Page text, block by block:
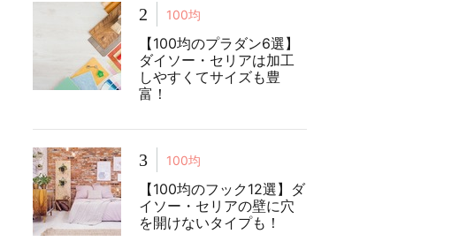
2 100均
【100均のプラダン6選】
ダイソー・セリアは加工
しやすくてサイズも豊
富！
3 100均
【100均のフック12選】ダ
イソー・セリアの壁に穴
を開けないタイプも！